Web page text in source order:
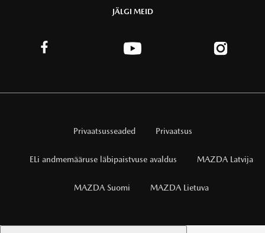
JÄLGI MEID
Privaatsusseaded Privaatsus
ELi andmemääruse läbipaistvuse avaldus MAZDA Latvija
MAZDA Suomi MAZDA Lietuva